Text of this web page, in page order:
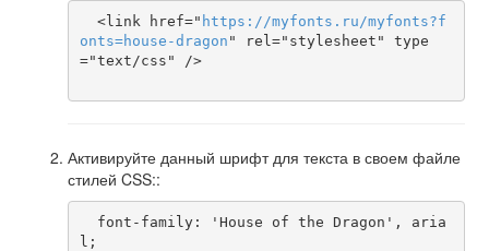
  <link href="
https ://myfonts . ru /myfonts?f
onts=house-dragon " rel="stylesheet" type
="text/css" />
Активируйте данный шрифт для текста в своем файле
стилей CSS::
l;